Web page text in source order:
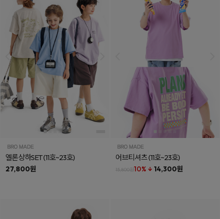
엘론상하SET(11호~23호)
27,800원
어브티셔츠(11호~23호)
15,800원10% ↓ 14,300원